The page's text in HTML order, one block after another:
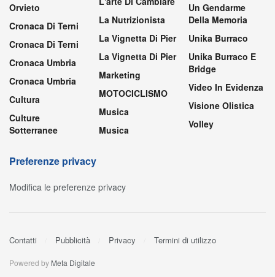
Orvieto
Cronaca Di Terni
Cronaca Di Terni
Cronaca Umbria
Cronaca Umbria
Cultura
Culture
Sotterranee
La Nutrizionista
La Vignetta Di Pier
La Vignetta Di Pier
Marketing
MOTOCICLISMO
Musica
Musica
Un Gendarme
Della Memoria
Unika Burraco
Unika Burraco E
Bridge
Video In Evidenza
Visione Olistica
Volley
Preferenze privacy
Modifica le preferenze privacy
Contatti Pubblicità Privacy Termini di utilizzo
Powered by Meta Digitale